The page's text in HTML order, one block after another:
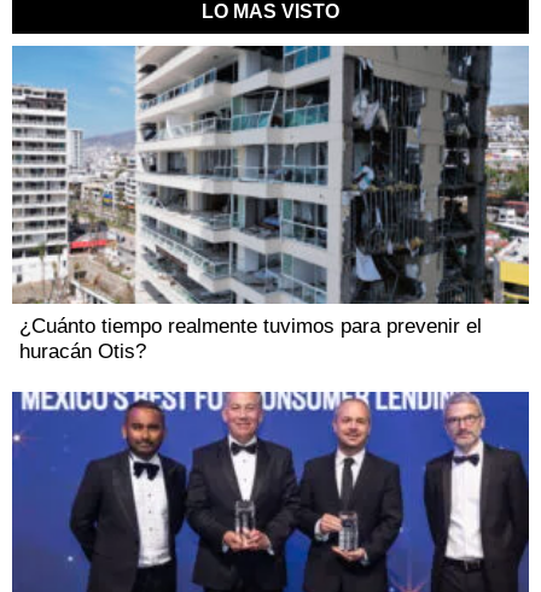
LO MAS VISTO
¿Cuánto tiempo realmente tuvimos para prevenir el
huracán Otis?